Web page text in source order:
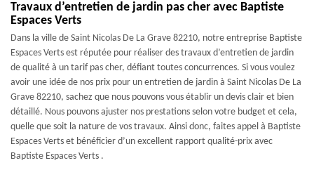
Travaux d’entretien de jardin pas cher avec Baptiste
Espaces Verts
Dans la ville de Saint Nicolas De La Grave 82210, notre entreprise Baptiste
Espaces Verts est réputée pour réaliser des travaux d’entretien de jardin
de qualité à un tarif pas cher, défiant toutes concurrences. Si vous voulez
avoir une idée de nos prix pour un entretien de jardin à Saint Nicolas De La
Grave 82210, sachez que nous pouvons vous établir un devis clair et bien
détaillé. Nous pouvons ajuster nos prestations selon votre budget et cela,
quelle que soit la nature de vos travaux. Ainsi donc, faites appel à Baptiste
Espaces Verts et bénéficier d’un excellent rapport qualité-prix avec
Baptiste Espaces Verts .